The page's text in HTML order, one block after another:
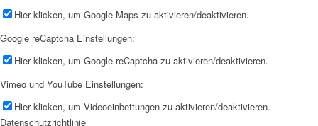
Hier klicken, um Google Maps zu aktivieren/deaktivieren.
Google reCaptcha Einstellungen:
Hier klicken, um Google reCaptcha zu aktivieren/deaktivieren.
Vimeo und YouTube Einstellungen:
Hier klicken, um Videoeinbettungen zu aktivieren/deaktivieren.
Datenschutzrichtlinie